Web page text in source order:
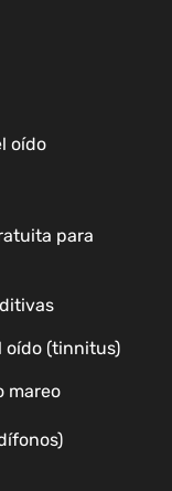
oído
para
oído (tinnitus)
mareo